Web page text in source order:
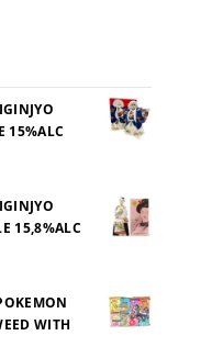
15%ALC
15,8%ALC
WITH